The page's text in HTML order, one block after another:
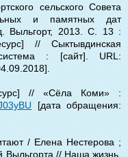
сельского Совета
и памятных дат
Выльгорт, 2013. С. 13 :
// Сыктывдинская
система : [сайт]. URL:
// «Сёла Коми» :
[дата обращения:
/ Елена Нестерова ;
Выльгорта // Наша жизнь.